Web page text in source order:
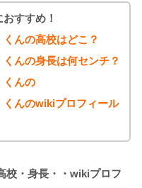
すすめ！
くんの高校はどこ？
くんの身長は何センチ？
くんの
くんのwikiプロフィール
校・身長・・wikiプロフ